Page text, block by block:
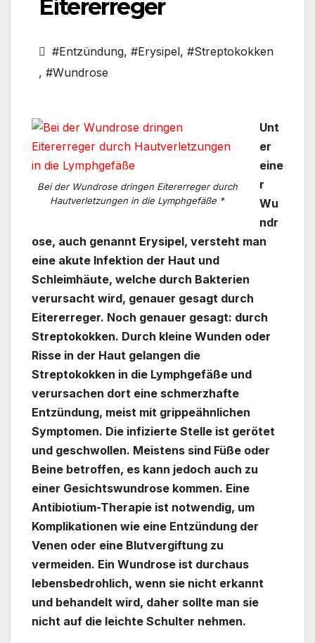
Eitererreger
#Entzündung, #Erysipel, #Streptokokken
, #Wundrose
Bei der Wundrose dringen Eitererreger durch
Hautverletzungen in die Lymphgefäße *
Unt
er
eine
r
Wu
ndr
ose, auch genannt Erysipel, versteht man
eine akute Infektion der Haut und
Schleimhäute, welche durch Bakterien
verursacht wird, genauer gesagt durch
Eitererreger. Noch genauer gesagt: durch
Streptokokken. Durch kleine Wunden oder
Risse in der Haut gelangen die
Streptokokken in die Lymphgefäße und
verursachen dort eine schmerzhafte
Entzündung, meist mit grippeähnlichen
Symptomen. Die infizierte Stelle ist gerötet
und geschwollen. Meistens sind Füße oder
Beine betroffen, es kann jedoch auch zu
einer Gesichtswundrose kommen. Eine
Antibiotium-Therapie ist notwendig, um
Komplikationen wie eine Entzündung der
Venen oder eine Blutvergiftung zu
vermeiden. Ein Wundrose ist durchaus
lebensbedrohlich, wenn sie nicht erkannt
und behandelt wird, daher sollte man sie
nicht auf die leichte Schulter nehmen.